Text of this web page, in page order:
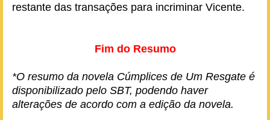
restante das transações para incriminar Vicente.
Fim do Resumo
*O resumo da novela Cúmplices de Um Resgate é
disponibilizado pelo SBT, podendo haver
alterações de acordo com a edição da novela.